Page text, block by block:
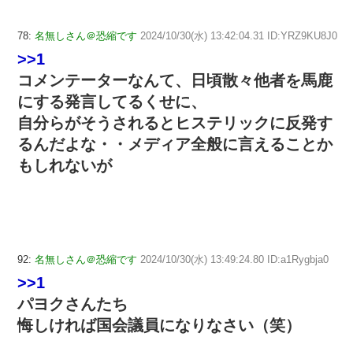
78: 名無しさん＠恐縮です 2024/10/30(水) 13:42:04.31 ID:YRZ9KU8J0
>>1
コメンテーターなんて、日頃散々他者を馬鹿
にする発言してるくせに、
自分らがそうされるとヒステリックに反発す
るんだよな・・メディア全般に言えることか
もしれないが
92: 名無しさん＠恐縮です 2024/10/30(水) 13:49:24.80 ID:a1Rygbja0
>>1
パヨクさんたち
悔しければ国会議員になりなさい（笑）